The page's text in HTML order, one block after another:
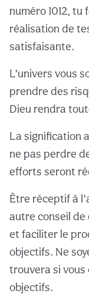
numéro 1012,
réalisation de
satisfaisante.
L’univers vous
prendre des
Dieu rendra
La signification
ne pas perdre
efforts seront
Être réceptif à
autre conseil de
et faciliter le
objectifs. Ne
trouvera si vous
objectifs.